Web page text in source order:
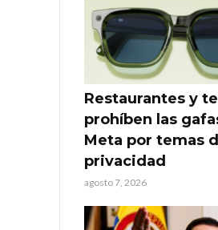
Restaurantes y
prohíben las
Meta por temas
privacidad
agosto 7, 2026